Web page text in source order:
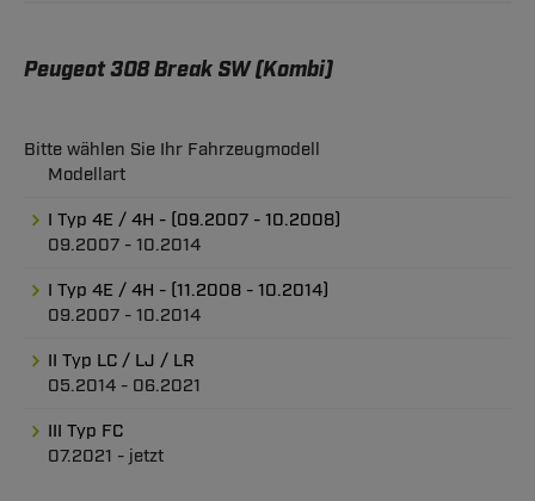
Peugeot 308 Break SW (Kombi)
Bitte wählen Sie Ihr Fahrzeugmodell
Modellart
I Typ 4E / 4H - (09.2007 - 10.2008)
09.2007 - 10.2014
I Typ 4E / 4H - (11.2008 - 10.2014)
09.2007 - 10.2014
II Typ LC / LJ / LR
05.2014 - 06.2021
III Typ FC
07.2021 - jetzt